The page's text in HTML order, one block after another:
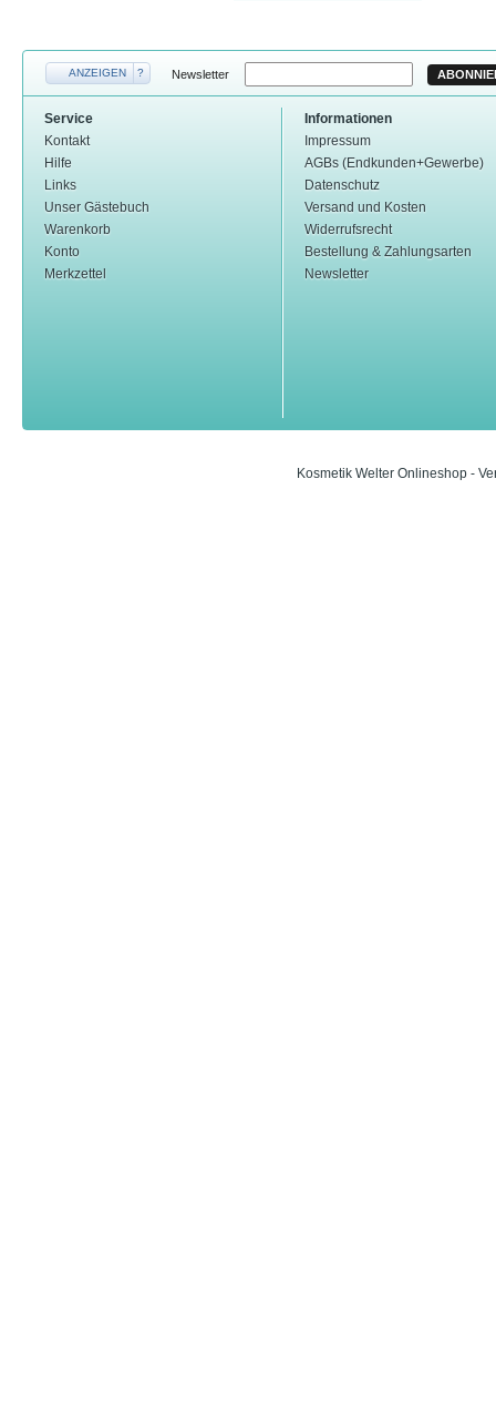
ANZEIGEN ? Newsletter
Service
Kontakt
Hilfe
Links
Unser Gästebuch
Warenkorb
Konto
Merkzettel
Informationen
Impressum
AGBs (Endkunden+Gewerbe)
Datenschutz
Versand und Kosten
Widerrufsrecht
Bestellung & Zahlungsarten
Newsletter
Kosmetik Welter Onlineshop -